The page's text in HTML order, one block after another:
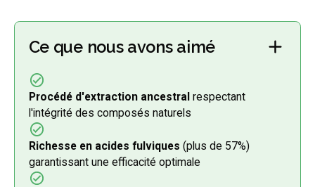
Ce que nous avons aimé
Procédé d'extraction ancestralrespectant
l'intégrité des composés naturels
Richesse en acides fulviques (plus de 57%)
garantissant une efficacité optimale